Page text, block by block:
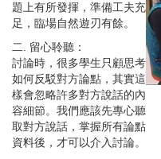
題上有所發揮，準備工夫充
足，臨場自然遊刃有餘。
二. 留心聆聽：
討論時，很多學生只顧思考
如何反駁對方論點，其實這
樣會忽略許多對方說話的內
容細節。我們應該先專心聽
取對方說話，掌握所有論點
資料後，才可以介入討論。